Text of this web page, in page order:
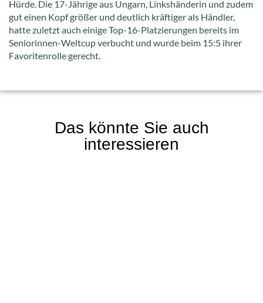
Hürde. Die 17-Jährige aus Ungarn, Linkshänderin und zudem
gut einen Kopf größer und deutlich kräftiger als Händler,
hatte zuletzt auch einige Top-16-Platzierungen bereits im
Seniorinnen-Weltcup verbucht und wurde beim 15:5 ihrer
Favoritenrolle gerecht.
Das könnte Sie auch
interessieren